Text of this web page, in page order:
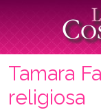
Tamara
religiosa